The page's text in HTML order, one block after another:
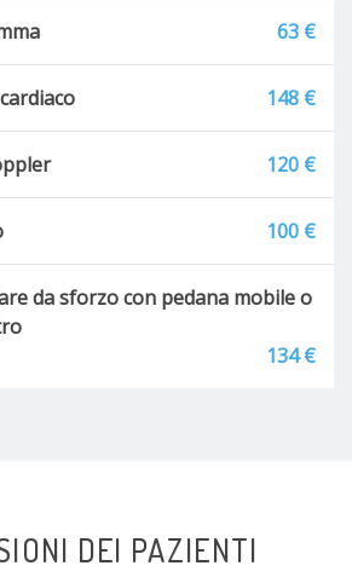
63 €
148 €
120 €
100 €
da sforzo con pedana mobile o
134 €
DEI PAZIENTI